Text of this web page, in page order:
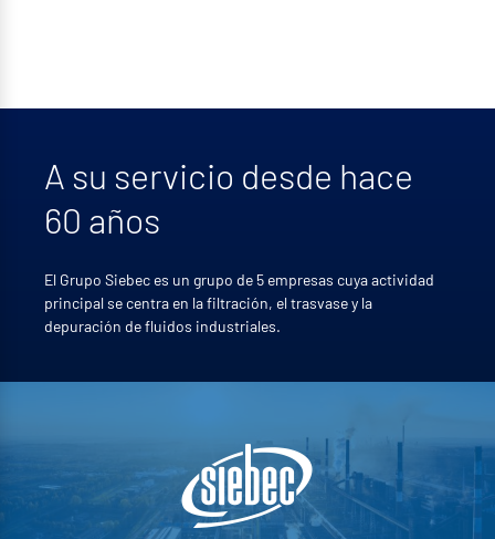
A su servicio desde hace
60 años
El Grupo Siebec es un grupo de 5 empresas cuya actividad
principal se centra en la filtración, el trasvase y la
depuración de fluidos industriales.